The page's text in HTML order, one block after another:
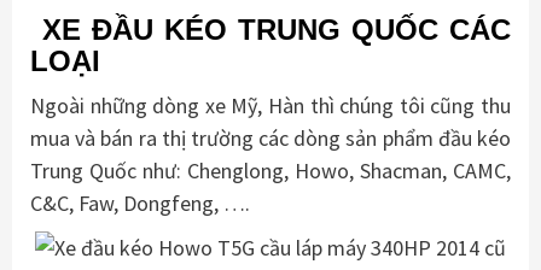
XE ĐẦU KÉO TRUNG QUỐC CÁC
LOẠI
Ngoài những dòng xe Mỹ, Hàn thì chúng tôi cũng thu
mua và bán ra thị trường các dòng sản phẩm đầu kéo
Trung Quốc như: Chenglong, Howo, Shacman, CAMC,
C&C, Faw, Dongfeng, ….